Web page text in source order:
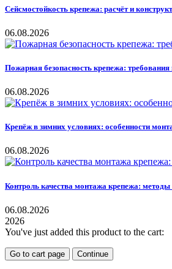
Сейсмостойкость крепежа: расчёт и
06.08.2026
Пожарная безопасность крепежа:
06.08.2026
Крепёж в зимних условиях: особенности
06.08.2026
Контроль качества монтажа крепежа:
06.08.2026
2026
You've just added this product to the cart:
Go to cart page Continue